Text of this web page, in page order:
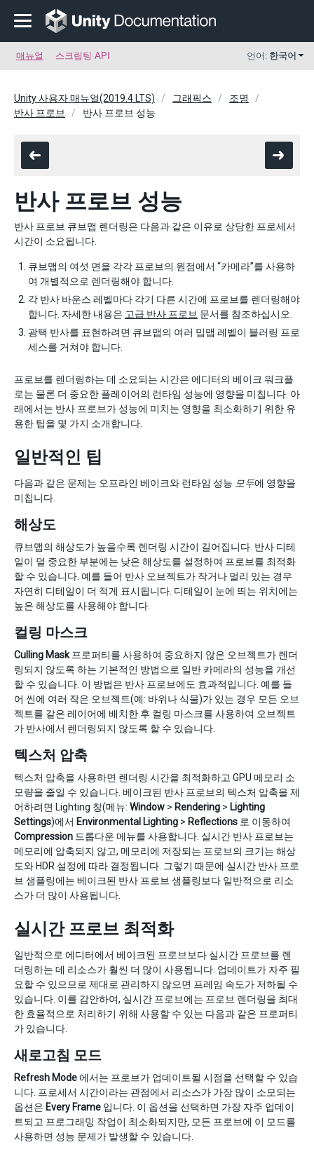
매뉴얼 스크립팅 API 언어: 한국어
Unity 사용자 매뉴얼(2019.4 LTS) 그래픽스
조명
반사 프로브
반사 프로브 성능
반사 프로브 성능
반사 프로브 큐브맵 렌더링은 다음과 같은 이유로 상당한 프로세서
시간이 소요됩니다.
큐브맵의 여섯 면을 각각 프로브의 원점에서 “카메라”를 사용하
여 개별적으로 렌더링해야 합니다.
각 반사 바운스 레벨마다 각기 다른 시간에 프로브를 렌더링해야
합니다. 자세한 내용은 고급 반사 프로브 문서를 참조하십시오.
광택 반사를 표현하려면 큐브맵의 여러 밉맵 레벨이 블러링 프로
세스를 거쳐야 합니다.
프로브를 렌더링하는 데 소요되는 시간은 에디터의 베이크 워크플
로는 물론 더 중요한 플레이어의 런타임 성능에 영향을 미칩니다. 아
래에서는 반사 프로브가 성능에 미치는 영향을 최소화하기 위한 유
용한 팁을 몇 가지 소개합니다.
일반적인 팁
다음과 같은 문제는 오프라인 베이크와 런타임 성능 모두에 영향을
미칩니다.
해상도
큐브맵의 해상도가 높을수록 렌더링 시간이 길어집니다. 반사 디테
일이 덜 중요한 부분에는 낮은 해상도를 설정하여 프로브를 최적화
할 수 있습니다. 예를 들어 반사 오브젝트가 작거나 멀리 있는 경우
자연히 디테일이 더 적게 표시됩니다. 디테일이 눈에 띄는 위치에는
높은 해상도를 사용해야 합니다.
컬링 마스크
Culling Mask프로퍼티를 사용하여 중요하지 않은 오브젝트가 렌더
링되지 않도록 하는 기본적인 방법으로 일반 카메라의 성능을 개선
할 수 있습니다. 이 방법은 반사 프로브에도 효과적입니다. 예를 들
어 씬에 여러 작은 오브젝트(예: 바위나 식물)가 있는 경우 모든 오브
젝트를 같은 레이어에 배치한 후 컬링 마스크를 사용하여 오브젝트
가 반사에서 렌더링되지 않도록 할 수 있습니다.
텍스처 압축
텍스처 압축을 사용하면 렌더링 시간을 최적화하고 GPU 메모리 소
모량을 줄일 수 있습니다. 베이크된 반사 프로브의 텍스처 압축을 제
어하려면 Lighting 창(메뉴: Window > Rendering > Lighting
Settings)에서 Environmental Lighting > Reflections 로 이동하여
Compression 드롭다운 메뉴를 사용합니다. 실시간 반사 프로브는
메모리에 압축되지 않고, 메모리에 저장되는 프로브의 크기는 해상
도와 HDR 설정에 따라 결정됩니다. 그렇기 때문에 실시간 반사 프로
브 샘플링에는 베이크된 반사 프로브 샘플링보다 일반적으로 리소
스가 더 많이 사용됩니다.
실시간 프로브 최적화
일반적으로 에디터에서 베이크된 프로브보다 실시간 프로브를 렌
더링하는 데 리소스가 훨씬 더 많이 사용됩니다. 업데이트가 자주 필
요할 수 있으므로 제대로 관리하지 않으면 프레임 속도가 저하될 수
있습니다. 이를 감안하여, 실시간 프로브에는 프로브 렌더링을 최대
한 효율적으로 처리하기 위해 사용할 수 있는 다음과 같은 프로퍼티
가 있습니다.
새로고침 모드
Refresh Mode에서는 프로브가 업데이트될 시점을 선택할 수 있습
니다. 프로세서 시간이라는 관점에서 리소스가 가장 많이 소모되는
옵션은 Every Frame 입니다. 이 옵션을 선택하면 가장 자주 업데이
트되고 프로그래밍 작업이 최소화되지만, 모든 프로브에 이 모드를
사용하면 성능 문제가 발생할 수 있습니다.